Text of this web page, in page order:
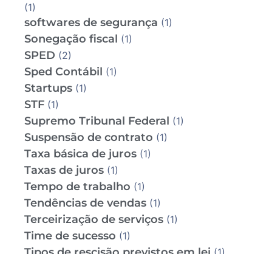
(1)
softwares de segurança (1)
Sonegação fiscal (1)
SPED (2)
Sped Contábil (1)
Startups (1)
STF (1)
Supremo Tribunal Federal (1)
Suspensão de contrato (1)
Taxa básica de juros (1)
Taxas de juros (1)
Tempo de trabalho (1)
Tendências de vendas (1)
Terceirização de serviços (1)
Time de sucesso (1)